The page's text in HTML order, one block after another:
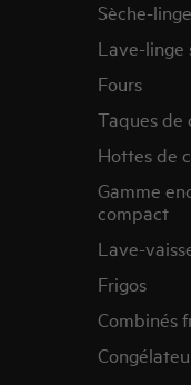
Sèche-
Lave-linge
Fours
Taques de
Hottes de
Gamme
compact
Lave-
Frigos
Combinés